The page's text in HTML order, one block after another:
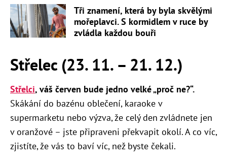
Tři znamení, která by byla skvělými
mořeplavci. S kormidlem v ruce by
zvládla každou bouři
Střelec (23. 11. – 21. 12.)
Střelci, váš červen bude jedno velké „proč ne?“.
Skákání do bazénu oblečení, karaoke v
supermarketu nebo výzva, že celý den zvládnete jen
v oranžové – jste připraveni překvapit okolí. A co víc,
zjistíte, že vás to baví víc, než byste čekali.